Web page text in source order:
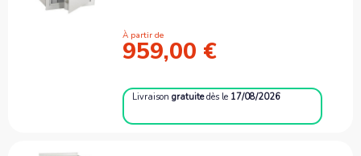
À partir de
959,00 €
Livraisongratuite dès le 17/08/2026